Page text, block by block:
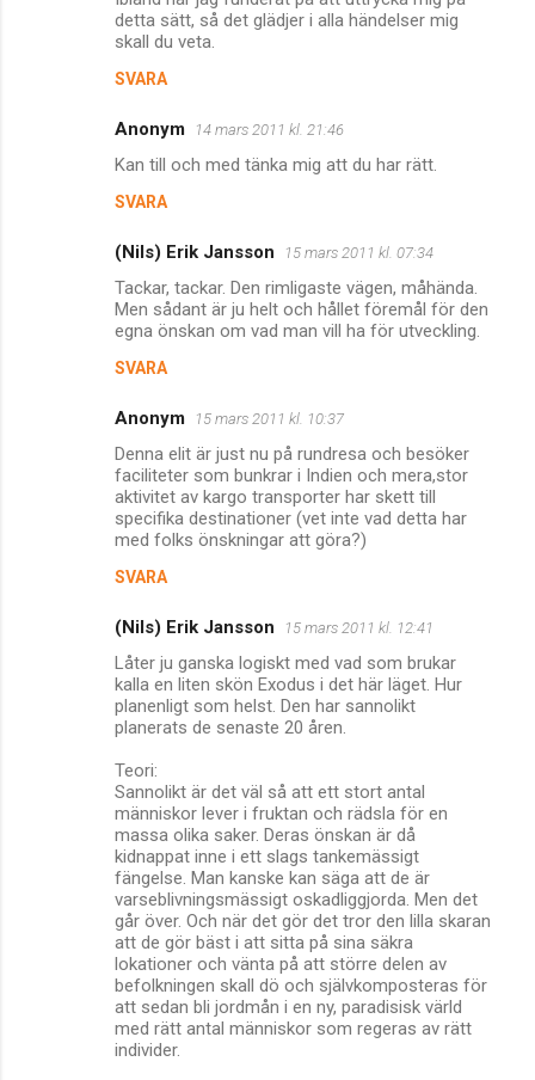
detta sätt, så det glädjer i alla händelser mig
skall du veta.
SVARA
Anonym 14 mars 2011 kl. 21:46
Kan till och med tänka mig att du har rätt.
SVARA
(Nils) Erik Jansson 15 mars 2011 kl. 07:34
Tackar, tackar. Den rimligaste vägen, måhända.
Men sådant är ju helt och hållet föremål för den
egna önskan om vad man vill ha för utveckling.
SVARA
Anonym 15 mars 2011 kl. 10:37
Denna elit är just nu på rundresa och besöker
faciliteter som bunkrar i Indien och mera,stor
aktivitet av kargo transporter har skett till
specifika destinationer (vet inte vad detta har
med folks önskningar att göra?)
SVARA
(Nils) Erik Jansson 15 mars 2011 kl. 12:41
Låter ju ganska logiskt med vad som brukar
kalla en liten skön Exodus i det här läget. Hur
planenligt som helst. Den har sannolikt
planerats de senaste 20 åren.
Teori:
Sannolikt är det väl så att ett stort antal
människor lever i fruktan och rädsla för en
massa olika saker. Deras önskan är då
kidnappat inne i ett slags tankemässigt
fängelse. Man kanske kan säga att de är
varseblivningsmässigt oskadliggjorda. Men det
går över. Och när det gör det tror den lilla skaran
att de gör bäst i att sitta på sina säkra
lokationer och vänta på att större delen av
befolkningen skall dö och självkomposteras för
att sedan bli jordmån i en ny, paradisisk värld
med rätt antal människor som regeras av rätt
individer.